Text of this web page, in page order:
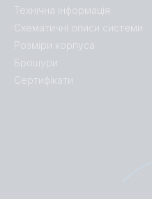
Технічна інформація
Схематичні описи системи
Розміри корпуса
Брошури
Сертифікати